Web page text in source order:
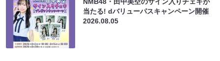
NMB48・田中美空のサイン入りチェキが
当たる! dバリューパスキャンペーン開催
2026.08.05